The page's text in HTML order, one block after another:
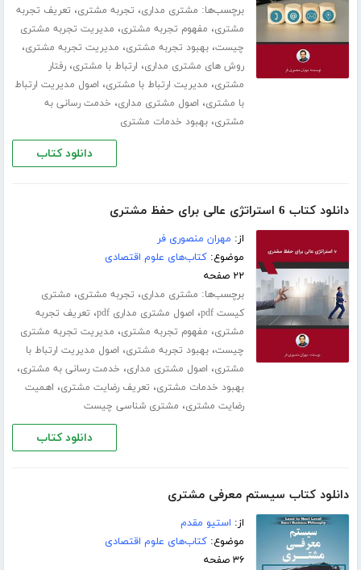
برچسب‌ها: مشتری مداری، تجربه مشتری، تعریف تجربه
مشتری، مفهوم تجربه مشتری، مدیریت تجربه مشتری
چیست،بهبود تجربه مشتری، مدیریت تجربه مشتری،
روش های مشتری مداری، ارتباط با مشتری،رفتار
مشتری، مدیریت ارتباط با مشتری، اصول مدیریت ارتباط
با مشتری، اصول مشتری مداری، خدمت رسانی به
مشتری،بهبود خدمات مشتری
دانلود کتاب
دانلود کتاب 6 استراتژی عالی برای حفظ مشتری
از: مهران منصوری فر
موضوع:کتاب‌های علوم اقتصادی
۲۲ صفحه
برچسب‌ها: مشتری مداری، تجربه مشتری، مشتری
کیست pdf
، اصول مشتری مداری pdf ، تعریف تجربه
مشتری، مفهوم تجربه مشتری، مدیریت تجربه مشتری
چیست،بهبود تجربه مشتری، اصول مدیریت ارتباط با
مشتری، اصول مشتری مداری، خدمت رسانی به مشتری،
بهبود خدمات مشتری، تعریف رضایت مشتری، اهمیت
رضایت مشتری، مشتری شناسی چیست
دانلود کتاب
دانلود کتاب سیستم معرفی مشتری
از: استیو مقدم
موضوع:کتاب‌های علوم اقتصادی
۳۶ صفحه